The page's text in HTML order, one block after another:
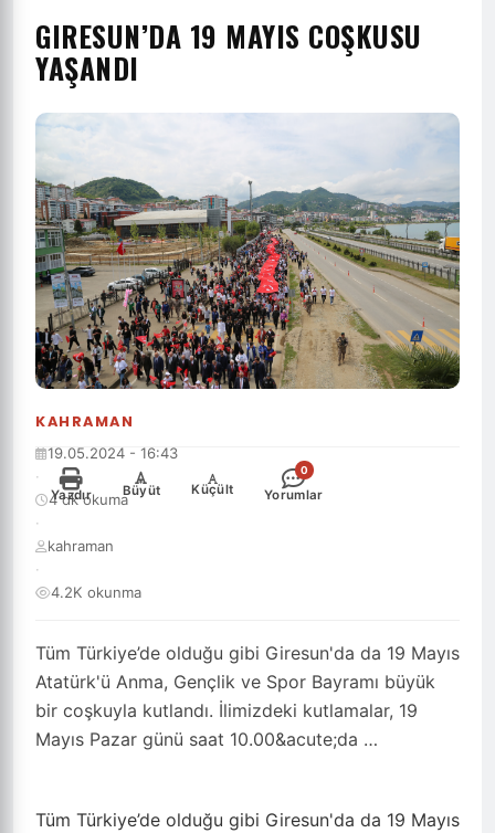
KAHRAMAN
GIRESUN’DA 19 MAYIS COŞKUSU
YAŞANDI
Tüm Türkiye’de olduğu gibi Giresun'da da 19 Mayıs
Atatürk'ü Anma, Gençlik ve Spor Bayramı büyük
bir coşkuyla kutlandı. İlimizdeki kutlamalar, 19
Mayıs Pazar günü saat 10.00&acute;da …
19.05.2024 - 16:43
·
4 dk okuma
·
kahraman
·
4.2K okunma
Yazdır
+
Büyüt
-
Küçült
0
Yorumlar
Tüm Türkiye’de olduğu gibi Giresun'da da 19 Mayıs